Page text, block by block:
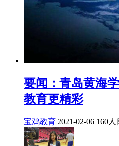
要闻：青岛黄海
教育更精彩
宝鸡教育 2021-02-06 160人